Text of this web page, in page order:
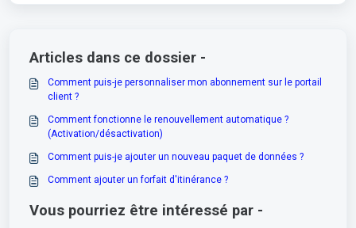
Articles dans ce dossier -
Comment puis-je personnaliser mon abonnement sur le portail
client ?
Comment fonctionne le renouvellement automatique ?
(Activation/désactivation)
Comment puis-je ajouter un nouveau paquet de données ?
Comment ajouter un forfait d'itinérance ?
Vous pourriez être intéressé par -